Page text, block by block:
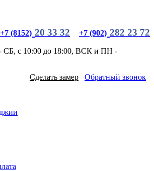
+7 (8152) 20 33 32 +7 (902) 282 23 72
СБ, с 10:00 до 18:00, ВСК и ПН -
Сделать замер
Обратный звонок